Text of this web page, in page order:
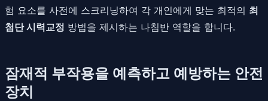
험 요소를 사전에 스크리닝하여 각 개인에게 맞는 최적의 최
첨단 시력교정 방법을 제시하는 나침반 역할을 합니다.
잠재적 부작용을 예측하고 예방하는 안전
장치